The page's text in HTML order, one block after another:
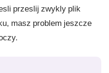
przeslij zwykly plik
masz problem jeszcze